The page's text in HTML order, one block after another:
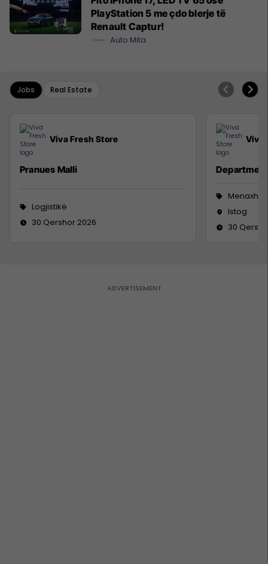
PlayStation 5 me çdo blerje të
Renault Captur!
Auto Mita
Jobs Real Estate
Viva Fresh Store
Pranues Malli
Logjistikë
30 Qershor 2026
Viva
Istog
30